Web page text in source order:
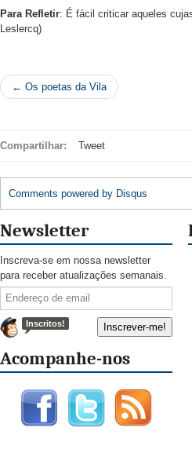
Para Refletir: É fácil criticar aqueles
Leslercq)
← Os poetas da Vila
Compartilhar: Tweet
Comments powered by Disqus
Newsletter
Inscreva-se em nossa newsletter
para receber atualizações semanais.
Inscritos!
Acompanhe-nos